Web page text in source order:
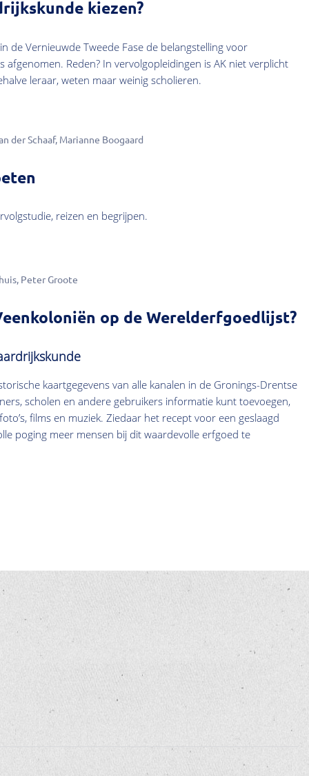
kiezen?
de Vernieuwde Tweede Fase de belangstelling voor
afgenomen. Reden? In vervolgopleidingen is AK niet verplicht
leraar, weten maar weinig scholieren.
der Schaaf Marianne Boogaard
reizen en begrijpen.
Peter Groote
op de Werelderfgoedlijst?
kaartgegevens van alle kanalen in de Gronings-Drentse
scholen en andere gebruikers informatie kunt toevoegen,
films en muziek. Ziedaar het recept voor een geslaagd
poging meer mensen bij dit waardevolle erfgoed te